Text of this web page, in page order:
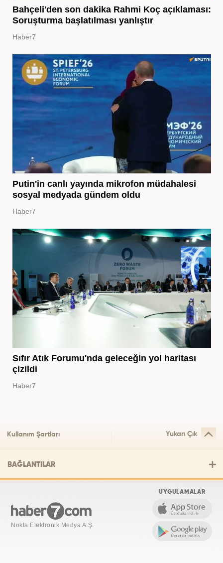
Bahçeli'den son dakika Rahmi Koç açıklaması:
Soruşturma başlatılması yanlıştır
Haber7
Putin'in canlı yayında mikrofon müdahalesi
sosyal medyada gündem oldu
Haber7
Sıfır Atık Forumu'nda geleceğin yol haritası
çizildi
Haber7
Kullanım Şartları Yukarı Çık
BAĞLANTILAR
Nokta Elektronik Medya A.Ş.
UYGULAMALAR